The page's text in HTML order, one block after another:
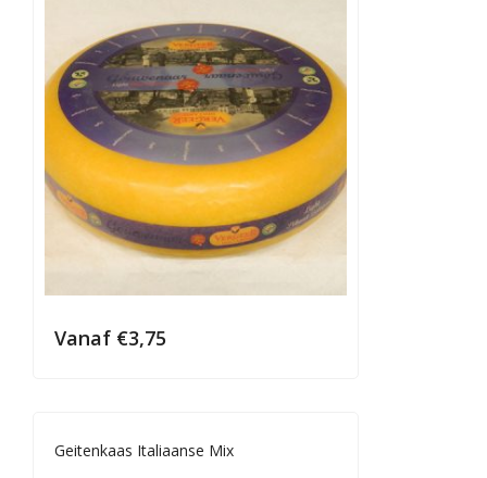
Vanaf €3,75
Geitenkaas Italiaanse Mix